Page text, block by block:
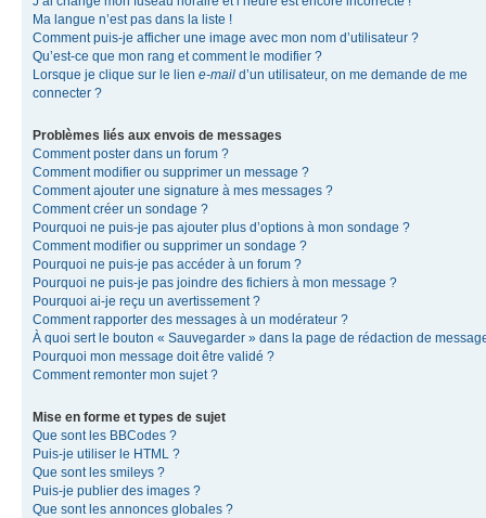
Ma langue n’est pas dans la liste !
Comment puis-je afficher une image avec mon nom d’utilisateur ?
Qu’est-ce que mon rang et comment le modifier ?
Lorsque je clique sur le lien e-mail d’un utilisateur, on me demande de me
connecter ?
Problèmes liés aux envois de messages
Comment poster dans un forum ?
Comment modifier ou supprimer un message ?
Comment ajouter une signature à mes messages ?
Comment créer un sondage ?
Pourquoi ne puis-je pas ajouter plus d’options à mon sondage ?
Comment modifier ou supprimer un sondage ?
Pourquoi ne puis-je pas accéder à un forum ?
Pourquoi ne puis-je pas joindre des fichiers à mon message ?
Pourquoi ai-je reçu un avertissement ?
Comment rapporter des messages à un modérateur ?
À quoi sert le bouton « Sauvegarder » dans la page de rédaction de
Pourquoi mon message doit être validé ?
Comment remonter mon sujet ?
Mise en forme et types de sujet
Que sont les BBCodes ?
Puis-je utiliser le HTML ?
Que sont les smileys ?
Puis-je publier des images ?
Que sont les annonces globales ?